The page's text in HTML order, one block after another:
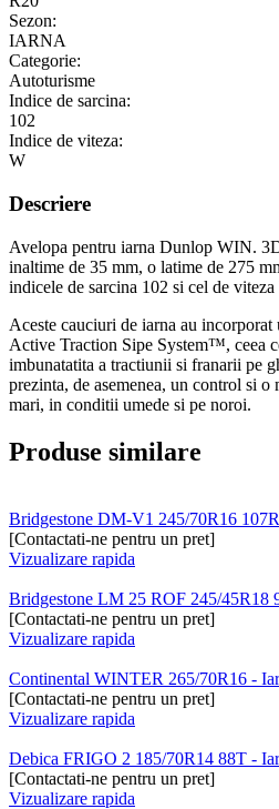
Sezon:
IARNA
Categorie:
Autoturisme
Indice de sarcina:
102
Indice de viteza:
W
Descriere
Avelopa pentru iarna Dunlop WIN.
inaltime de 35 mm, o latime de 275
indicele de sarcina 102 si cel de viteza
Aceste cauciuri de iarna au
Active Traction Sipe System™, ceea
imbunatatita a tractiunii si franarii pe
prezinta, de asemenea, un control si o
mari, in conditii umede si pe noroi.
Produse similare
Bridgestone DM-V1 245/70R16
[Contactati-ne pentru un pret]
Vizualizare rapida
Bridgestone LM 25 ROF 245/45R18
[Contactati-ne pentru un pret]
Vizualizare rapida
Continental WINTER 265/70R16 -
[Contactati-ne pentru un pret]
Vizualizare rapida
Debica FRIGO 2 185/70R14 88T -
[Contactati-ne pentru un pret]
Vizualizare rapida